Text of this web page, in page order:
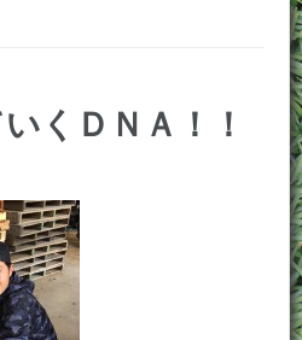
くＤＮＡ！！